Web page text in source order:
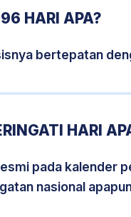
HARI APA?
bertepatan
HARI
pada kalender
nasional